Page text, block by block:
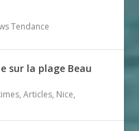
Tendance
sur la plage Beau
,Articles, Nice,